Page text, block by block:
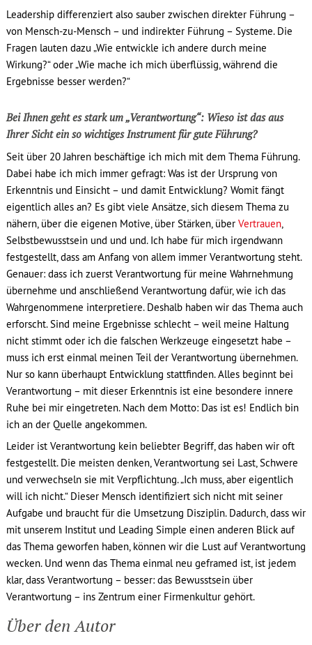
Leadership differenziert also sauber zwischen direkter Führung –
von Mensch-zu-Mensch – und indirekter Führung – Systeme. Die
Fragen lauten dazu „Wie entwickle ich andere durch meine
Wirkung?“ oder „Wie mache ich mich überflüssig, während die
Ergebnisse besser werden?“
Bei Ihnen geht es stark um „Verantwortung“: Wieso ist das aus
Ihrer Sicht ein so wichtiges Instrument für gute Führung?
Seit über 20 Jahren beschäftige ich mich mit dem Thema Führung.
Dabei habe ich mich immer gefragt: Was ist der Ursprung von
Erkenntnis und Einsicht – und damit Entwicklung? Womit fängt
eigentlich alles an? Es gibt viele Ansätze, sich diesem Thema zu
nähern, über die eigenen Motive, über Stärken, über Vertrauen,
Selbstbewusstsein und und und. Ich habe für mich irgendwann
festgestellt, dass am Anfang von allem immer Verantwortung steht.
Genauer: dass ich zuerst Verantwortung für meine Wahrnehmung
übernehme und anschließend Verantwortung dafür, wie ich das
Wahrgenommene interpretiere. Deshalb haben wir das Thema auch
erforscht. Sind meine Ergebnisse schlecht – weil meine Haltung
nicht stimmt oder ich die falschen Werkzeuge eingesetzt habe –
muss ich erst einmal meinen Teil der Verantwortung übernehmen.
Nur so kann überhaupt Entwicklung stattfinden. Alles beginnt bei
Verantwortung – mit dieser Erkenntnis ist eine besondere innere
Ruhe bei mir eingetreten. Nach dem Motto: Das ist es! Endlich bin
ich an der Quelle angekommen.
Leider ist Verantwortung kein beliebter Begriff, das haben wir oft
festgestellt. Die meisten denken, Verantwortung sei Last, Schwere
und verwechseln sie mit Verpflichtung. „Ich muss, aber eigentlich
will ich nicht.“ Dieser Mensch identifiziert sich nicht mit seiner
Aufgabe und braucht für die Umsetzung Disziplin. Dadurch, dass wir
mit unserem Institut und Leading Simple einen anderen Blick auf
das Thema geworfen haben, können wir die Lust auf Verantwortung
wecken. Und wenn das Thema einmal neu geframed ist, ist jedem
klar, dass Verantwortung – besser: das Bewusstsein über
Verantwortung – ins Zentrum einer Firmenkultur gehört.
Über den Autor